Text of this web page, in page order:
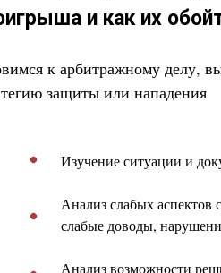
к арбитражному делу,
защиты или нападения
и как их
Изучение ситуации и
Анализ слабых аспектов
слабые доводы,
Анализ возможности